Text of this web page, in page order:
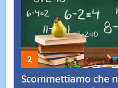
Scommettiamo che